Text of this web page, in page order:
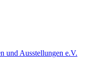
und Ausstellungen e.V.